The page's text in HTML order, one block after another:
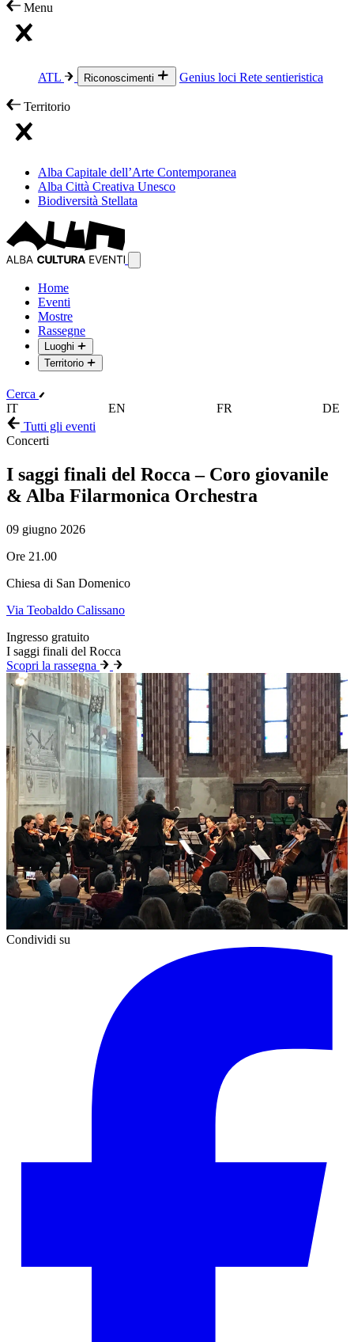
Menu
ATL Riconoscimenti Genius loci Rete sentieristica
Territorio
Alba Capitale dell’Arte Contemporanea
Alba Città Creativa Unesco
Biodiversità Stellata
Home
Eventi
Mostre
Rassegne
Luoghi
Territorio
Cerca
IT
EN FR
DE
Tutti gli eventi
Concerti
I saggi finali del Rocca – Coro giovanile
& Alba Filarmonica Orchestra
09 giugno 2026
Ore 21.00
Chiesa di San Domenico
Via Teobaldo Calissano
Ingresso gratuito
I saggi finali del Rocca
Scopri la rassegna
Condividi su